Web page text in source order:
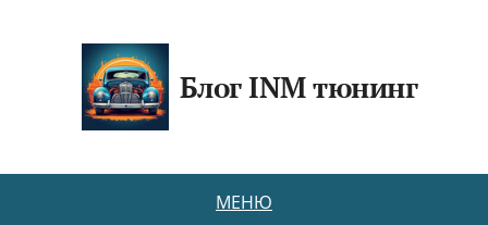
Блог INM тюнинг
МЕНЮ